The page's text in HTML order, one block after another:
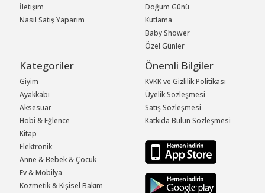
İletişim
Nasıl Satış Yaparım
Doğum Günü
Kutlama
Baby Shower
Özel Günler
Kategoriler
Giyim
Ayakkabı
Aksesuar
Hobi & Eğlence
Kitap
Elektronik
Anne & Bebek & Çocuk
Ev & Mobilya
Kozmetik & Kişisel Bakım
Önemli Bilgiler
KVKK ve Gizlilik Politikası
Üyelik Sözleşmesi
Satış Sözleşmesi
Katkıda Bulun Sözleşmesi